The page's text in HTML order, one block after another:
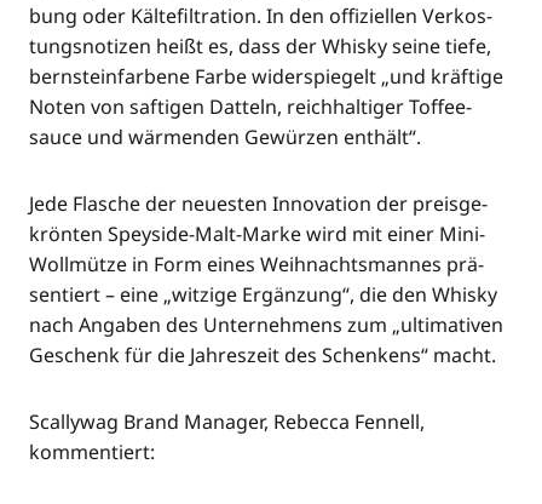
bung oder Käl­te­fil­tra­ti­on. In den offi­zi­el­len Ver­kos­
tungs­no­ti­zen heißt es, dass der Whis­ky sei­ne tie­fe,
bern­stein­far­be­ne Far­be wider­spie­gelt „und kräf­ti­ge
Noten von saf­ti­gen Dat­teln, reich­hal­ti­ger Tof­fee­
sauce und wär­men­den Gewür­zen enthält“.
Jede Fla­sche der neu­es­ten Inno­va­ti­on der preis­ge­
krön­ten Spey­si­de-Malt-Mar­ke wird mit einer Mini-
Woll­müt­ze in Form eines Weih­nachts­man­nes prä­
sen­tiert – eine „wit­zi­ge Ergän­zung“, die den Whis­ky
nach Anga­ben des Unter­neh­mens zum „ulti­ma­ti­ven
Geschenk für die Jah­res­zeit des Schen­kens“ macht.
Scal­ly­wag Brand Mana­ger, Rebec­ca Fen­nell,
kommentiert: